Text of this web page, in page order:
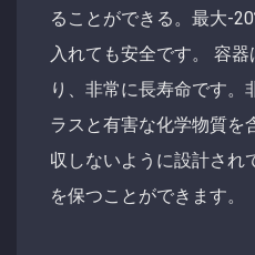
ることができる。最大-
入れても安全です。 容
り、非常に長寿命です。
ラスと有害な化学物質を
収しないように設計され
を保つことができます。